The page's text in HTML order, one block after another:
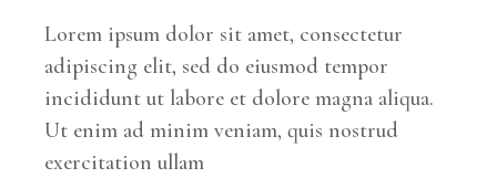
Lorem ipsum dolor sit amet, consectetur
adipiscing elit, sed do eiusmod tempor
incididunt ut labore et dolore magna aliqua.
Ut enim ad minim veniam, quis nostrud
exercitation ullam